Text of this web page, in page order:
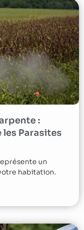
:
Parasites
un
habitation.